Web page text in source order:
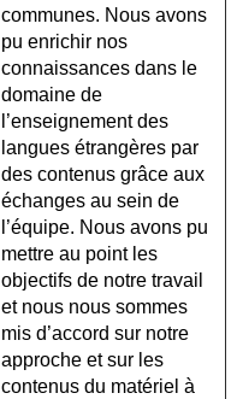
communes. Nous avons
pu enrichir nos
connaissances dans le
domaine de
l’enseignement des
langues étrangères par
des contenus grâce aux
échanges au sein de
l’équipe. Nous avons pu
mettre au point les
objectifs de notre travail
et nous nous sommes
mis d’accord sur notre
approche et sur les
contenus du matériel à